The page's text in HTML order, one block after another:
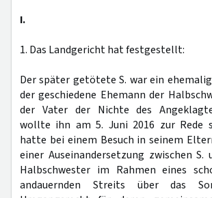
I.
1. Das Landgericht hat festgestellt:
Der später getötete S. war ein
der geschiedene Ehemann der
der Vater der Nichte des
wollte ihn am 5. Juni 2016 zur Rede
hatte bei einem Besuch in seinem
einer Auseinandersetzung zwischen S.
Halbschwester im Rahmen eines
andauernden Streits über das